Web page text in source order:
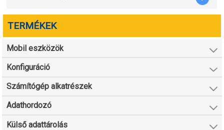
TERMÉKEK
Mobil eszközök
Konfiguráció
Számítógép alkatrészek
Adathordozó
Külső adattárolás